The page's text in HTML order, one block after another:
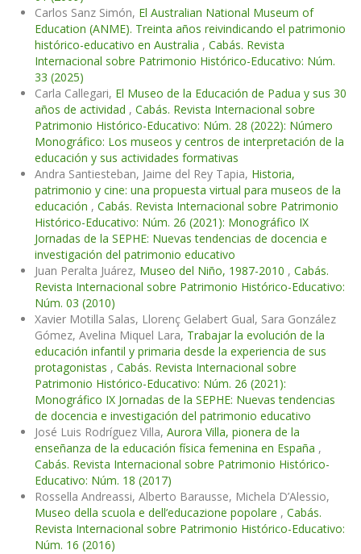
Carlos Sanz Simón, El Australian National Museum of
Education (ANME). Treinta años reivindicando el patrimonio
histórico-educativo en Australia , Cabás. Revista
Internacional sobre Patrimonio Histórico-Educativo: Núm.
33 (2025)
Carla Callegari, El Museo de la Educación de Padua y sus 30
años de actividad , Cabás. Revista Internacional sobre
Patrimonio Histórico-Educativo: Núm. 28 (2022): Número
Monográfico: Los museos y centros de interpretación de la
educación y sus actividades formativas
Andra Santiesteban, Jaime del Rey Tapia, Historia,
patrimonio y cine: una propuesta virtual para museos de la
educación , Cabás. Revista Internacional sobre Patrimonio
Histórico-Educativo: Núm. 26 (2021): Monográfico IX
Jornadas de la SEPHE: Nuevas tendencias de docencia e
investigación del patrimonio educativo
Juan Peralta Juárez, Museo del Niño, 1987-2010 , Cabás.
Revista Internacional sobre Patrimonio Histórico-Educativo:
Núm. 03 (2010)
Xavier Motilla Salas, Llorenç Gelabert Gual, Sara González
Gómez, Avelina Miquel Lara, Trabajar la evolución de la
educación infantil y primaria desde la experiencia de sus
protagonistas , Cabás. Revista Internacional sobre
Patrimonio Histórico-Educativo: Núm. 26 (2021):
Monográfico IX Jornadas de la SEPHE: Nuevas tendencias
de docencia e investigación del patrimonio educativo
José Luis Rodríguez Villa, Aurora Villa, pionera de la
enseñanza de la educación física femenina en España ,
Cabás. Revista Internacional sobre Patrimonio Histórico-
Educativo: Núm. 18 (2017)
Rossella Andreassi, Alberto Barausse, Michela D’Alessio,
Museo della scuola e dell’educazione popolare , Cabás.
Revista Internacional sobre Patrimonio Histórico-Educativo:
Núm. 16 (2016)